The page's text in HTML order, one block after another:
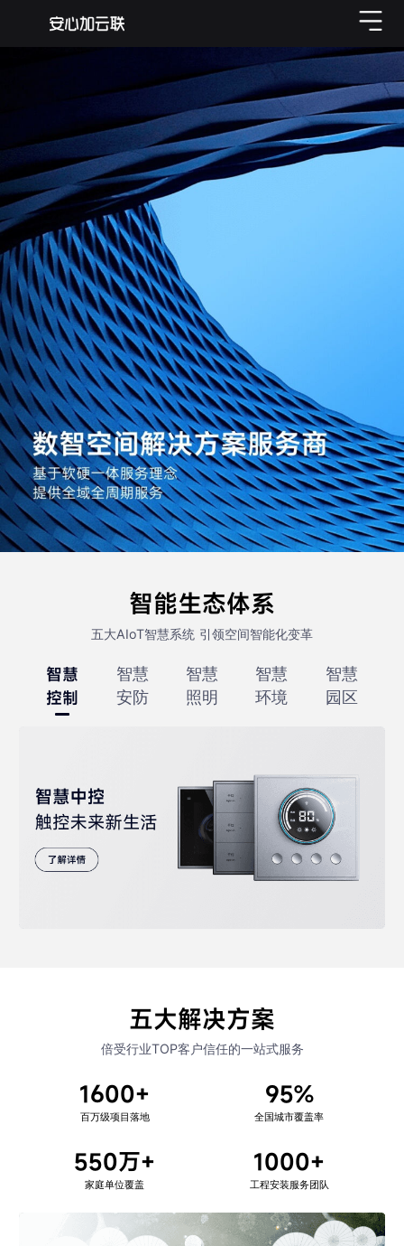
智能生态体系
五大AIoT智慧系统 引领空间智能化变革
智慧
控制
智慧
安防
智慧
照明
智慧
环境
智慧
园区
五大解决方案
倍受行业TOP客户信任的一站式服务
1600+
百万级项目落地
95%
全国城市覆盖率
550万+
家庭单位覆盖
1000+
工程安装服务团队